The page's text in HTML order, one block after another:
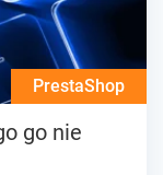
PrestaShop
go nie